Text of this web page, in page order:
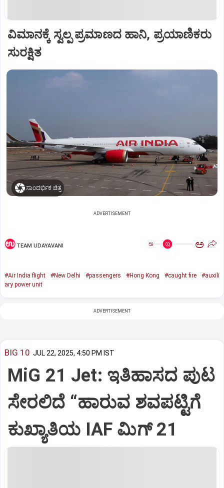
ವಿಮಾನಕ್ಕೆ ಸ್ವಲ್ಪ ಪ್ರಮಾಣದ ಹಾನಿ, ಪ್ರಯಾಣಿಕರು
ಸುರಕ್ಷಿತ
ಸಾಂದರ್ಭಿಕ ಚಿತ್ರ
ADVERTISEMENT
TEAM UDAYAVANI ಅ ಅ
#Air India flight #New Delhi #passengers #Hong Kong #caught fire
#auxili
ary power unit
ADVERTISEMENT
BIG 10 JUL 22, 2025, 4:50 PM IST
MiG 21 Jet: ಇತಿಹಾಸದ ಪುಟ
ಸೇರಲಿದೆ “ಹಾರುವ ಶವಪಟ್ಟಿಗೆ
ಕುಖ್ಯಾತಿಯ IAF ಮಿಗ್‌ 21